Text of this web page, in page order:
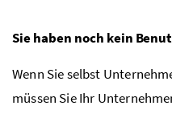
Sie haben noch kein
Wenn Sie selbst
müssen Sie Ihr